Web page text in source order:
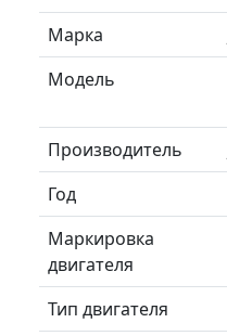
Марка
Модель
Производитель
Год
Маркировка
двигателя
Тип двигателя